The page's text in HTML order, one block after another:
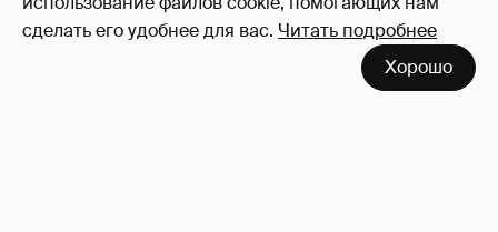
сделать его удобнее для вас. Читать подробнее
Хорошо